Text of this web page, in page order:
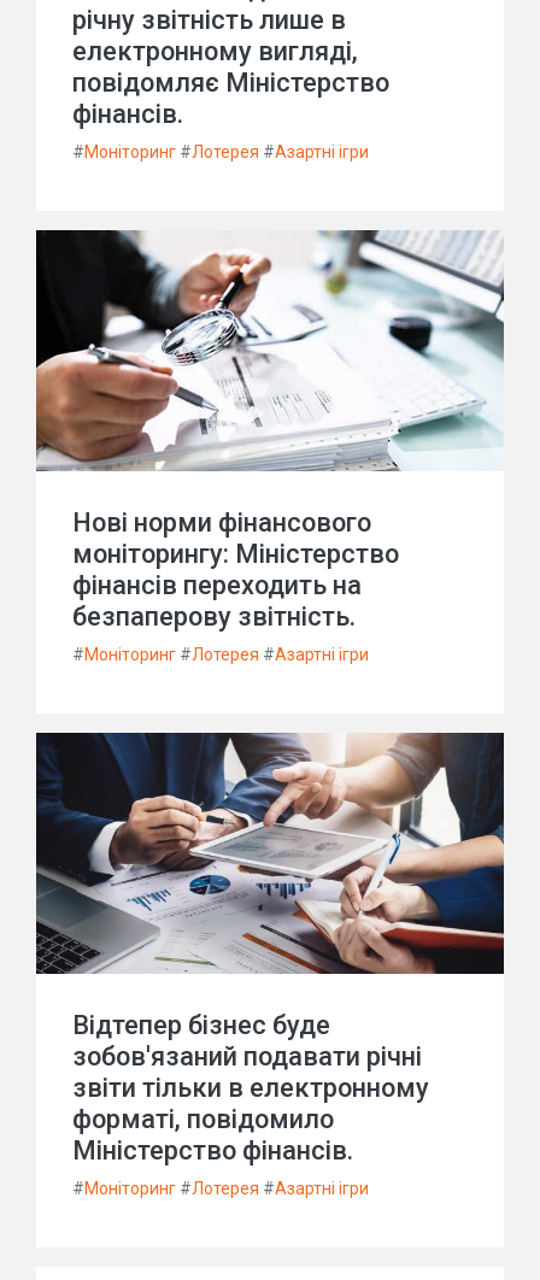
річну звітність лише в
електронному вигляді,
повідомляє Міністерство
фінансів.
#Моніторинг #Лотерея #Азартні ігри
Нові норми фінансового
моніторингу: Міністерство
фінансів переходить на
безпаперову звітність.
#Моніторинг #Лотерея #Азартні ігри
Відтепер бізнес буде
зобов'язаний подавати річні
звіти тільки в електронному
форматі, повідомило
Міністерство фінансів.
#Моніторинг #Лотерея #Азартні ігри